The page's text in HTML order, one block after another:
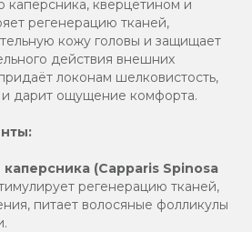
каперсника, кверцетином и
регенерацию тканей,
кожу головы и защищает
действия внешних
локонам шелковистость,
и дарит ощущение комфорта.
каперсника (Capparis Spinosa
регенерацию тканей,
питает волосяные фолликулы